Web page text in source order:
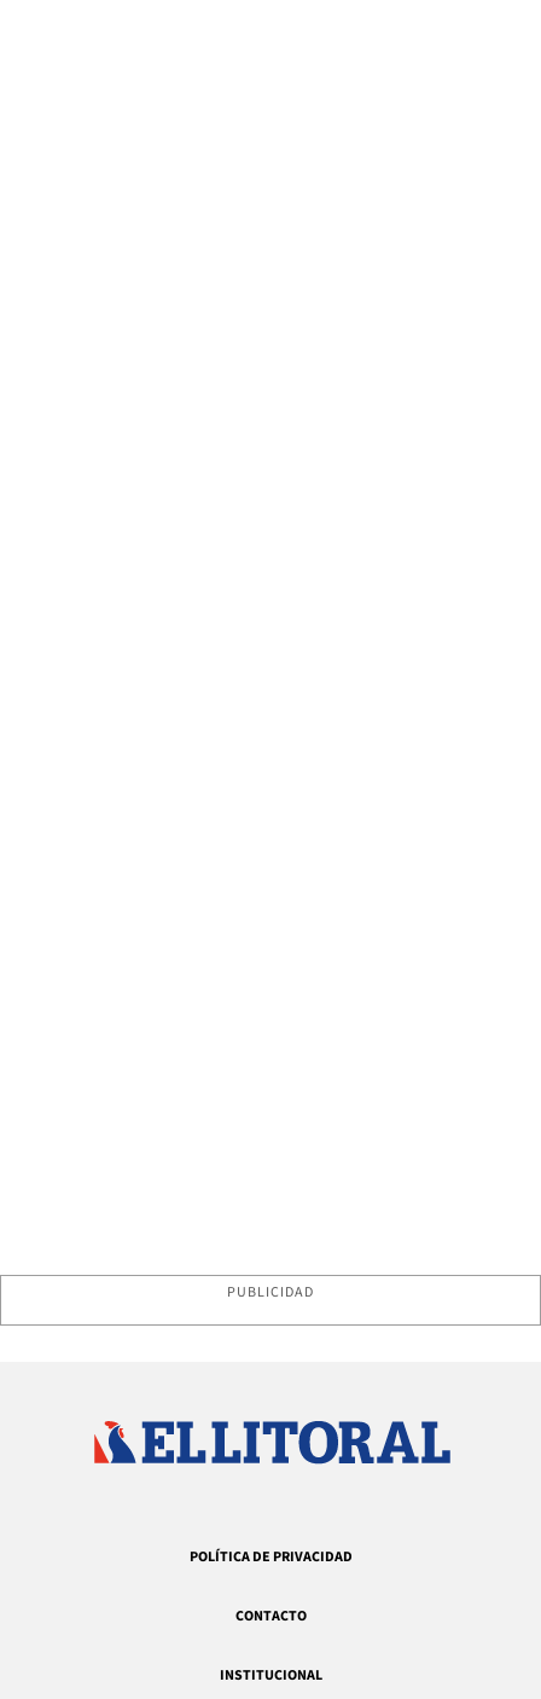
PUBLICIDAD
POLÍTICA DE PRIVACIDAD
CONTACTO
INSTITUCIONAL